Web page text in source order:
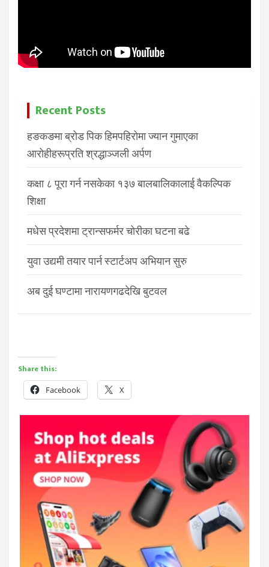
Recent Posts
हङकङमा ब्रोड पिक हिमपहिरोमा ज्यान गुमाएका
आरोहीहरूप्रति श्रद्धाञ्जली अर्पण
कक्षा ८ पूरा गर्न नसकेका १३७ बालबालिकालाई वैकल्पिक
शिक्षा
मधेस प्रदेशमा ट्रान्सफर्मर चोरीका घटना बढे
युवा उद्यमी तयार पार्न स्टार्टअप अभियान सुरु
अब दुई घण्टामा नारायणगढदेखि बुटवल
Share this:
Facebook X